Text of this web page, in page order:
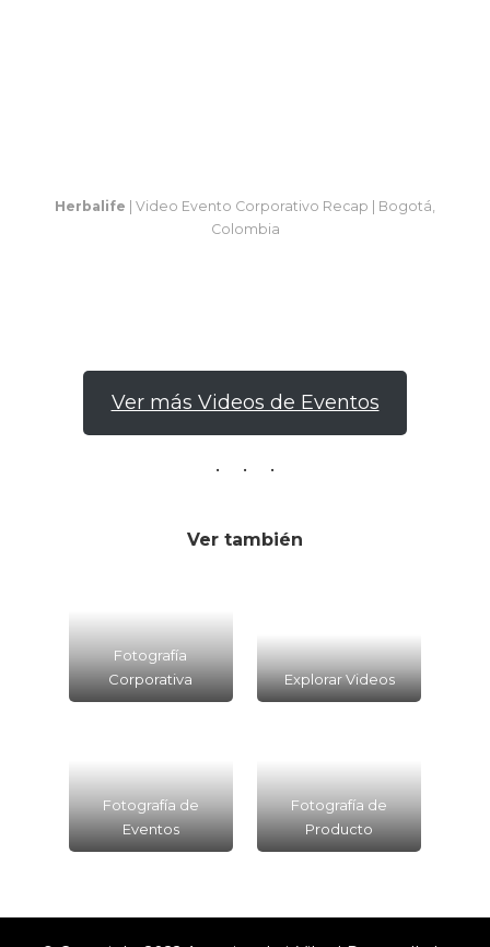
Herbalife | Video Evento Corporativo Recap | Bogotá,
Colombia
Ver más Videos de Eventos
Ver también
Fotografía
Corporativa
Explorar Videos
Fotografía de
Eventos
Fotografía de
Producto